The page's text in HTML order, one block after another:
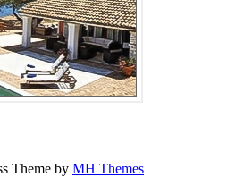
Theme by MH Themes